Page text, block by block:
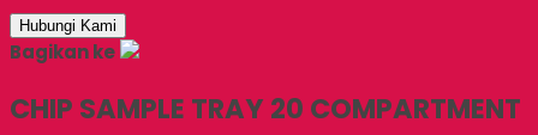
Hubungi Kami
Bagikan ke
CHIP SAMPLE TRAY 20 COMPARTMENT